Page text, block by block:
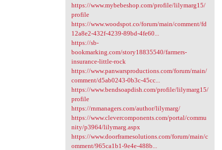
https://www.mybebeshop.com/profile/lilymarg15/
profile
https://www.woodspot.co/forum/main/comment/fd
12a8e2-432f-4239-89bd-4fe60...
https://sb-
bookmarking.com/story18835540/farmers-
insurance-little-rock
https://www.panwarsproductions.com/forum/main/
comment/d5ab0243-0b3c-45cc...
https://www.bendsoapdish.com/profile/lilymarg15/
profile
https://rnmanagers.com/author/lilymarg/
https://www.clevercomponents.com/portal/commu
nity/p3964/lilymarg.aspx
https://www.doorframesolutions.com/forum/main/c
omment/965ca1b1-9e4e-488b...